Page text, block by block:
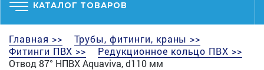
КАТАЛОГ ТОВАРОВ
Главная >>
Трубы, фитинги, краны >>
Фитинги ПВХ >>
Редукционное кольцо ПВХ >>
Отвод 87° НПВХ Aquaviva, d110 мм